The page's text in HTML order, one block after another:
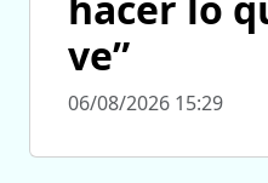
ve”
06/08/2026 15:29